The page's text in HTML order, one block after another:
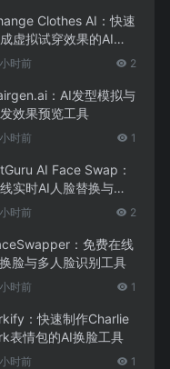
Clothes AI：快速
虚拟试穿效果的AI换
具
时前 2
：AI发型模拟与
效果预览工具
时前 1
AI Face Swap：
实时AI人脸替换与照
辑工具
时前 2
：免费在线
脸与多人脸识别工具
时前 1
：快速制作Charlie
表情包的AI换脸工具
时前 1